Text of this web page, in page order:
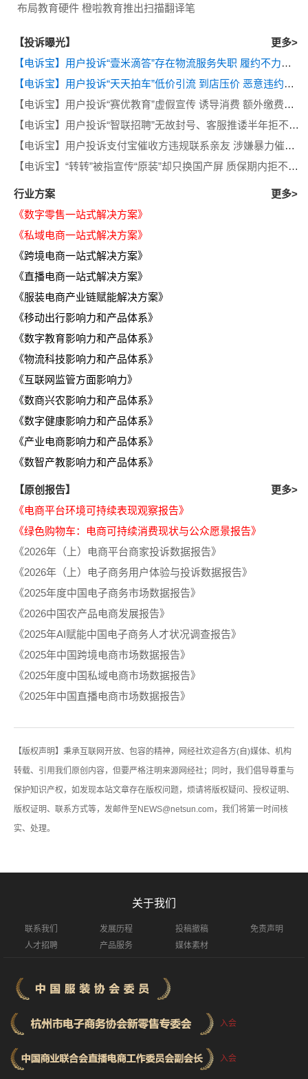
布局教育硬件 橙啦教育推出扫描翻译笔
【投诉曝光】
更多>
【电诉宝】用户投诉“壹米滴答”存在物流服务失职 履约不力等问题
【电诉宝】用户投诉“天天拍车”低价引流 到店压价 恶意违约等问题
【电诉宝】用户投诉“赛优教育”虚假宣传 诱导消费 额外缴费后退款遭拒
【电诉宝】用户投诉“智联招聘”无故封号、客服推诿半年拒不退费
【电诉宝】用户投诉支付宝催收方违规联系亲友 涉嫌暴力催收侵犯隐私
【电诉宝】“转转”被指宣传“原装”却只换国产屏 质保期内拒不履行售后义务
行业方案
更多>
《数字零售一站式解决方案》
《私域电商一站式解决方案》
《跨境电商一站式解决方案》
《直播电商一站式解决方案》
《服装电商产业链赋能解决方案》
《移动出行影响力和产品体系》
《数字教育影响力和产品体系》
《物流科技影响力和产品体系》
《互联网监管方面影响力》
《数商兴农影响力和产品体系》
《数字健康影响力和产品体系》
《产业电商影响力和产品体系》
《数智产教影响力和产品体系》
【原创报告】
更多>
《电商平台环境可持续表现观察报告》
《绿色购物车：电商可持续消费现状与公众愿景报告》
《2026年（上）电商平台商家投诉数据报告》
《2026年（上）电子商务用户体验与投诉数据报告》
《2025年度中国电子商务市场数据报告》
《2026中国农产品电商发展报告》
《2025年AI赋能中国电子商务人才状况调查报告》
《2025年中国跨境电商市场数据报告》
《2025年度中国私域电商市场数据报告》
《2025年中国直播电商市场数据报告》
【版权声明】秉承互联网开放、包容的精神，网经社欢迎各方(自)媒体、机构
转载、引用我们原创内容，但要严格注明来源网经社；同时，我们倡导尊重与
保护知识产权，如发现本站文章存在版权问题，烦请将版权疑问、授权证明、
版权证明、联系方式等，发邮件至NEWS@netsun.com，我们将第一时间核
实、处理。
关于我们
联系我们 发展历程 投稿撤稿
免责声明
人才招聘
产品服务 媒体素材
入会
入会